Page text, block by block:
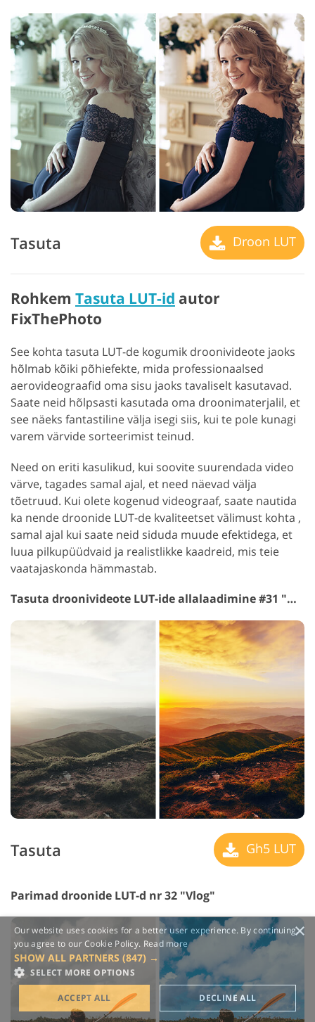
Tasuta Droon LUT
Rohkem Tasuta LUT-id autor
FixThePhoto
See kohta tasuta LUT-de kogumik droonivideote jaoks
hõlmab kõiki põhiefekte, mida professionaalsed
aerovideograafid oma sisu jaoks tavaliselt kasutavad.
Saate neid hõlpsasti kasutada oma droonimaterjalil, et
see näeks fantastiline välja isegi siis, kui te pole kunagi
varem värvide sorteerimist teinud.
Need on eriti kasulikud, kui soovite suurendada video
värve, tagades samal ajal, et need näevad välja
tõetruud. Kui olete kogenud videograaf, saate nautida
ka nende droonide LUT-de kvaliteetset välimust kohta ,
samal ajal kui saate neid siduda muude efektidega, et
luua pilkupüüdvaid ja realistlikke kaadreid, mis teie
vaatajaskonda hämmastab.
Tasuta droonivideote LUT-ide allalaadimine #31 "Gh5"
Tasuta Gh5 LUT
Parimad droonide LUT-d nr 32 "Vlog"
×
Our website uses cookies for a better user experience. By continuing,
you agree to our Cookie Policy. Read more
SHOW ALL PARTNERS (847) →
SELECT MORE OPTIONS
ACCEPT ALL DECLINE ALL